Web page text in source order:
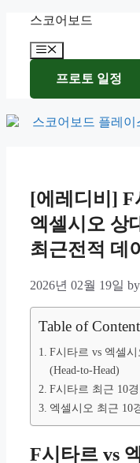
content
스코어보드
Menu
프로토 일정
[에레디비] F
엑셀시오 상
최근전적 데
2026년 02월 19일 by
Table of
F시타르 vs 엑셀
(Head-to-Head)
F시타르 최근 10경
엑셀시오 최근 10
F시타르 vs